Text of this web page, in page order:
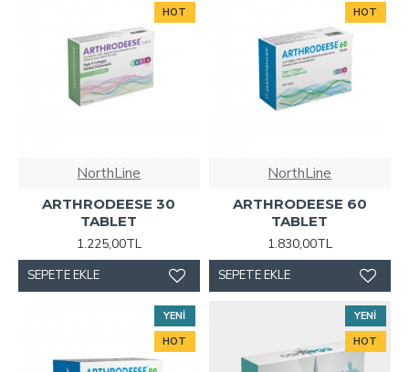
HOT
NorthLine
ARTHRODEESE 30
TABLET
1.225,00TL
SEPETE EKLE
HOT
NorthLine
ARTHRODEESE 60
TABLET
1.830,00TL
SEPETE EKLE
YENI
HOT
YENI
HOT